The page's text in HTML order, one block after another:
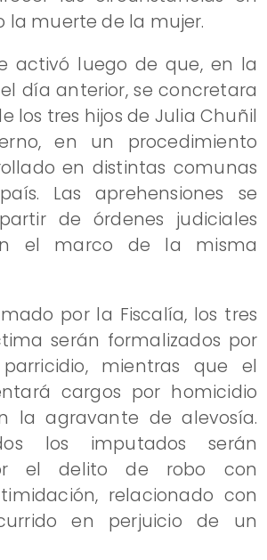
la muerte de la mujer.
activó luego de que, en la
día anterior, se concretara
los tres hijos de Julia Chuñil
en un procedimiento
en distintas comunas
Las aprehensiones se
de órdenes judiciales
el marco de la misma
por la Fiscalía, los tres
serán formalizados por
mientras que el
cargos por homicidio
la agravante de alevosía.
los imputados serán
el delito de robo con
relacionado con
en perjuicio de un